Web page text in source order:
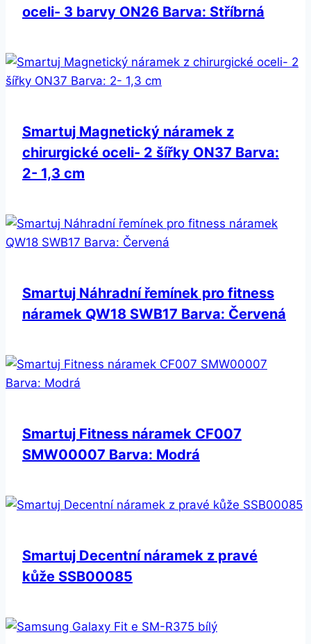
oceli- 3 barvy ON26 Barva: Stříbrná
Smartuj Magnetický náramek z
chirurgické oceli- 2 šířky ON37 Barva:
2- 1,3 cm
Smartuj Náhradní řemínek pro fitness
náramek QW18 SWB17 Barva: Červená
Smartuj Fitness náramek CF007
SMW00007 Barva: Modrá
Smartuj Decentní náramek z pravé
kůže SSB00085